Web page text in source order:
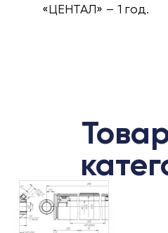
«ЦЕНТАЛ» – 1 год.